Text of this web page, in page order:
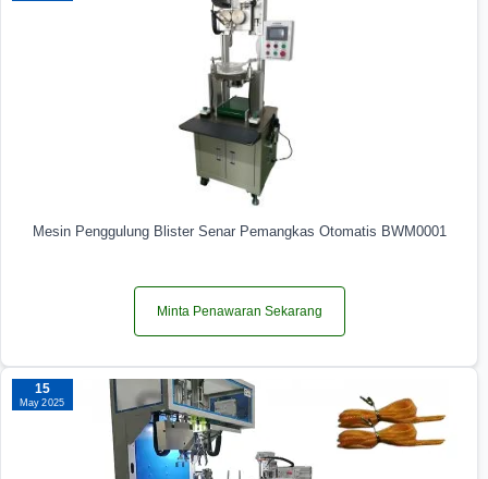
Mesin Penggulung Blister Senar Pemangkas Otomatis BWM0001
Minta Penawaran Sekarang
15
May 2025